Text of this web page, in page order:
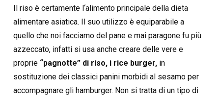
Il riso è certamente l‘alimento principale della dieta
alimentare asiatica. Il suo utilizzo è equiparabile a
quello che noi facciamo del pane e mai paragone fu più
azzeccato, infatti si usa anche creare delle vere e
proprie “pagnotte” di riso, i rice burger, in
sostituzione dei classici panini morbidi al sesamo per
accompagnare gli hamburger. Non si tratta di un tipo di